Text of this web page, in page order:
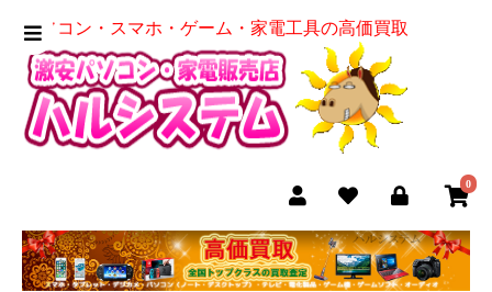
パソコン・スマホ・ゲーム・家電工具の高価買取
0